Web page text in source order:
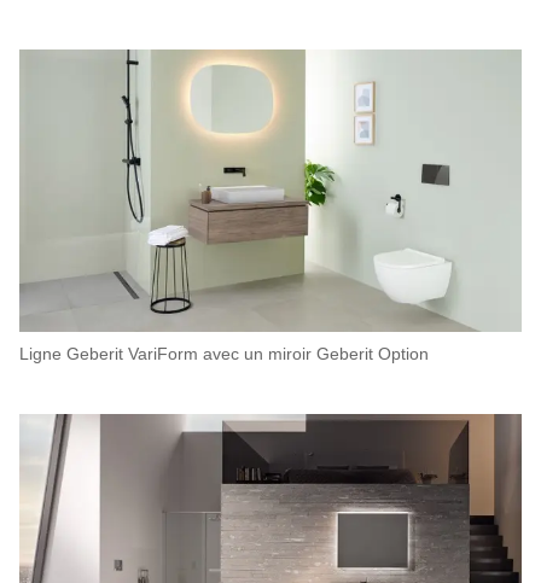
Ligne Geberit VariForm avec un miroir Geberit Option